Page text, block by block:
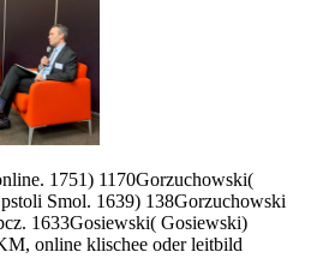
1751) 1170Gorzuchowski(
Smol. 1639) 138Gorzuchowski
1633Gosiewski( Gosiewski)
online klischee oder leitbild